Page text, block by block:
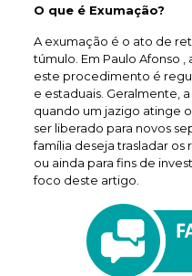
O que é Exumação?
A exumação é o ato de
túmulo. Em Paulo Afonso
este procedimento é
e estaduais. Geralmente,
quando um jazigo atinge
ser liberado para novos
família deseja trasladar os
ou ainda para fins de
foco deste artigo.